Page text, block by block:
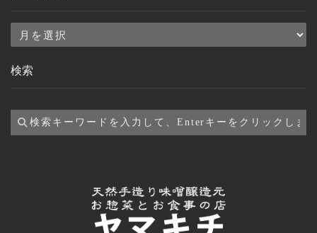
ア
カ
ブ
検索